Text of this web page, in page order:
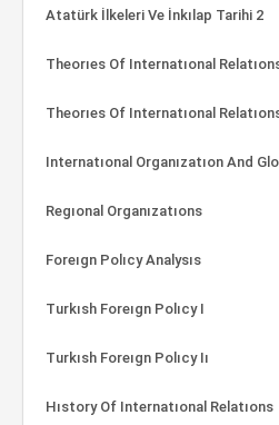
Atatürk İlkeleri Ve İnkılap Tarihi 2
Theorıes Of Internatıonal
Theorıes Of Internatıonal
Internatıonal Organızatıon And
Regıonal Organızatıons
Foreıgn Polıcy Analysıs
Turkısh Foreıgn Polıcy I
Turkısh Foreıgn Polıcy Iı
Hıstory Of Internatıonal Relatıons